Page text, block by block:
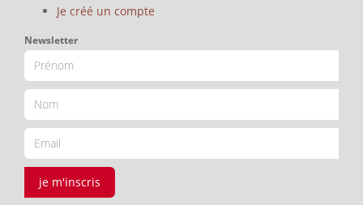
Je créé un compte
Newsletter
je m'inscris